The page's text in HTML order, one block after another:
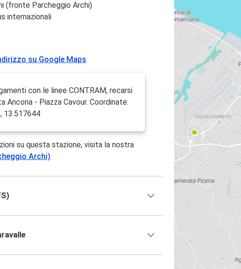
(fronte Parcheggio Archi)
internazionali
su Google Maps
con le linee CONTRAM, recarsi
Ancona - Piazza Cavour. Coordinate:
13.517644
su questa stazione, visita la nostra
Archi)